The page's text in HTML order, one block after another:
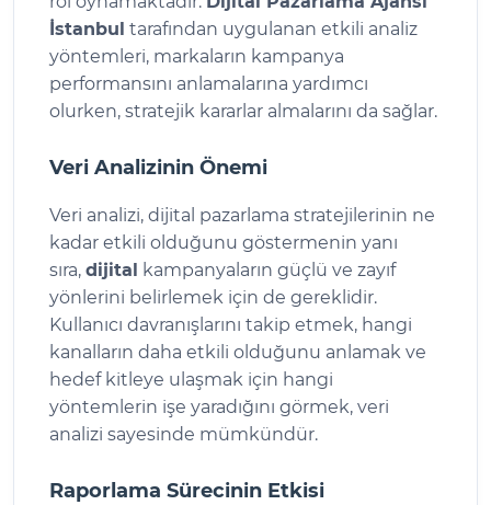
İstanbul tarafından uygulanan etkili analiz
yöntemleri, markaların kampanya
performansını anlamalarına yardımcı
olurken, stratejik kararlar almalarını da sağlar.
Veri Analizinin Önemi
Veri analizi, dijital pazarlama stratejilerinin ne
kadar etkili olduğunu göstermenin yanı
sıra, dijital kampanyaların güçlü ve zayıf
yönlerini belirlemek için de gereklidir.
Kullanıcı davranışlarını takip etmek, hangi
kanalların daha etkili olduğunu anlamak ve
hedef kitleye ulaşmak için hangi
yöntemlerin işe yaradığını görmek, veri
analizi sayesinde mümkündür.
Raporlama Sürecinin Etkisi